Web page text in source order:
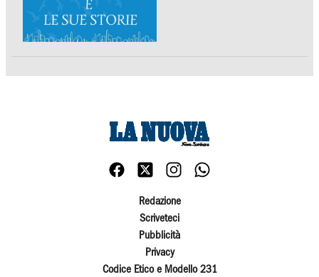
Redazione
Scriveteci
Pubblicità
Privacy
Codice Etico e Modello 231